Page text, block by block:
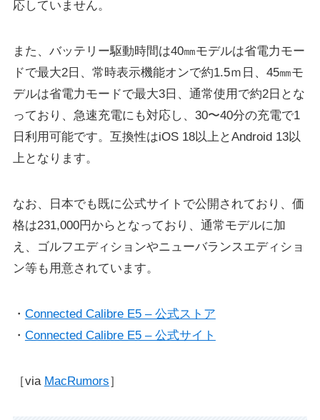
応していません。
また、バッテリー駆動時間は40㎜モデルは省電力モー
ドで最大2日、常時表示機能オンで約1.5ｍ日、45㎜モ
デルは省電力モードで最大3日、通常使用で約2日とな
っており、急速充電にも対応し、30〜40分の充電で1
日利用可能です。互換性はiOS 18以上とAndroid 13以
上となります。
なお、日本でも既に公式サイトで公開されており、価
格は231,000円からとなっており、通常モデルに加
え、ゴルフエディションやニューバランスエディショ
ン等も用意されています。
・ Connected Calibre E5 – 公式ストア
・ Connected Calibre E5 – 公式サイト
［via MacRumors］